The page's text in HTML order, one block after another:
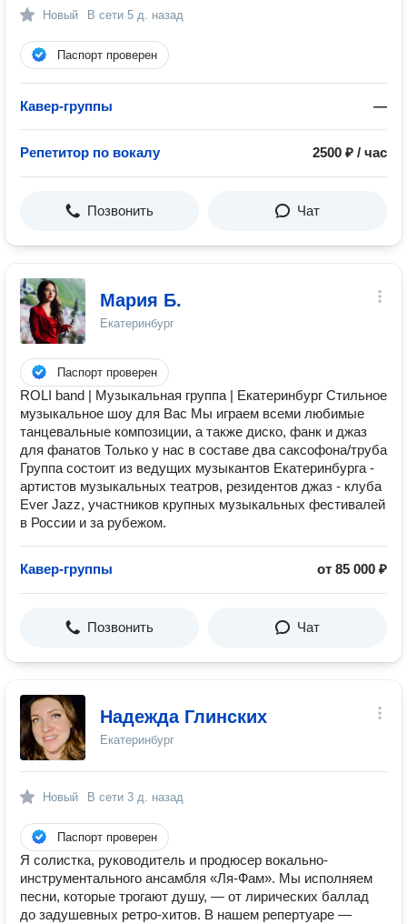
Новый В сети 5 д. назад
Паспорт проверен
Кавер-группы —
Репетитор по вокалу 2500 ₽ / час
Позвонить Чат
Мария Б.
Екатеринбург
Паспорт проверен
ROLI band | Музыкальная группа | Екатеринбург Стильное
музыкальное шоу для Вас Мы играем всеми любимые
танцевальные композиции, а также диско, фанк и джаз
для фанатов Только у нас в составе два саксофона/труба
Группа состоит из ведущих музыкантов Екатеринбурга -
артистов музыкальных театров, резидентов джаз - клуба
Ever Jazz, участников крупных музыкальных фестивалей
в России и за рубежом.
Кавер-группы от 85 000 ₽
Позвонить Чат
Надежда Глинских
Екатеринбург
Новый В сети 3 д. назад
Паспорт проверен
Я солистка, руководитель и продюсер вокально-
инструментального ансамбля «Ля-Фам». Мы исполняем
песни, которые трогают душу, — от лирических баллад
до задушевных ретро-хитов. В нашем репертуаре —